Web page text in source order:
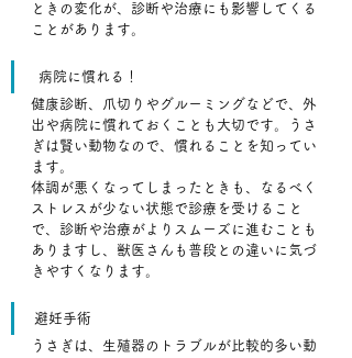
ときの変化が、診断や治療にも影響してくる
ことがあります。
病院に慣れる！
健康診断、爪切りやグルーミングなどで、外
出や病院に慣れておくことも大切です。うさ
ぎは賢い動物なので、慣れることを知ってい
ます。
体調が悪くなってしまったときも、なるべく
ストレスが少ない状態で診療を受けること
で、診断や治療がよりスムーズに進むことも
ありますし、獣医さんも普段との違いに気づ
きやすくなります。
避妊手術
うさぎは、生殖器のトラブルが比較的多い動